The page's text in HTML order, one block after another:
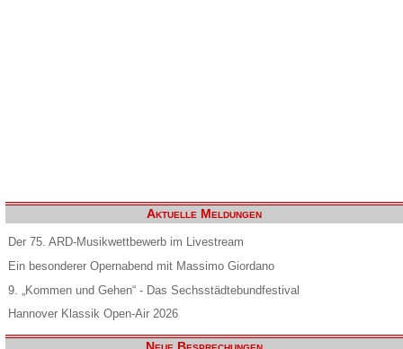
Aktuelle Meldungen
Der 75. ARD-Musikwettbewerb im Livestream
Ein besonderer Opernabend mit Massimo Giordano
9. „Kommen und Gehen“ - Das Sechsstädtebundfestival
Hannover Klassik Open-Air 2026